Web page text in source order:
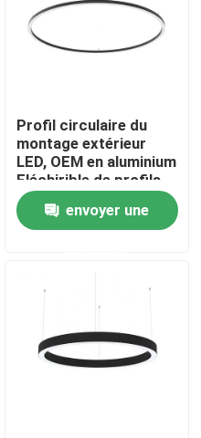
Profil circulaire du
montage extérieur
LED, OEM en aluminium
Fléchirible de profils
de la Manche
envoyer une